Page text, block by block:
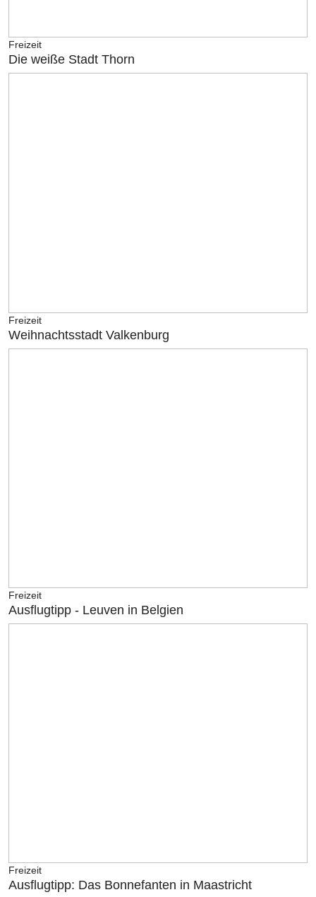
Freizeit
Die weiße Stadt Thorn
Freizeit
Weihnachtsstadt Valkenburg
Freizeit
Ausflugtipp - Leuven in Belgien
Freizeit
Ausflugtipp: Das Bonnefanten in Maastricht